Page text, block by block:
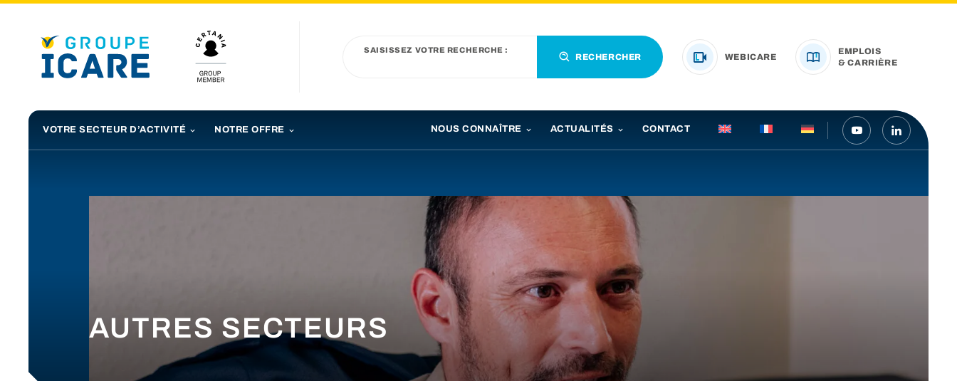
SAISISSEZ VOTRE RECHERCHE :
RECHERCHER WEBICARE
EMPLOIS
& CARRIÈRE
VOTRE SECTEUR D’ACTIVITÉ NOTRE OFFRE NOUS CONNAÎTRE ACTUALITÉS CONTACT
AUTRES SECTEURS